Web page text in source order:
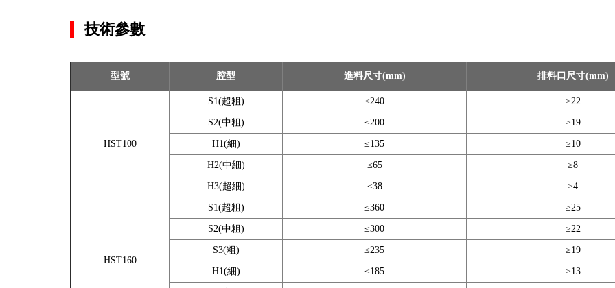
技術參數
型號 腔型 進料尺寸(mm) 排料口尺寸(mm)
HST100
S1(超粗) ≤240 ≥22
S2(中粗) ≤200 ≥19
H1(細) ≤135 ≥10
H2(中細) ≤65 ≥8
H3(超細) ≤38 ≥4
HST160
S1(超粗) ≤360 ≥25
S2(中粗) ≤300 ≥22
S3(粗) ≤235 ≥19
H1(細) ≤185 ≥13